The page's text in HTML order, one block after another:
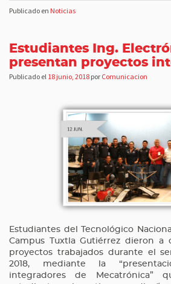
Publicado en Noticias
Estudiantes Ing.
presentan proyectos
Publicado el 18 junio, 2018 por Comunicacion
Estudiantes del Tecnológico
Campus Tuxtla Gutiérrez dieron a
proyectos trabajados durante el
2018, mediante la
integradores de Mecatrónica”